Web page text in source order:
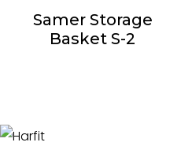
Samer Storage
Basket S-2